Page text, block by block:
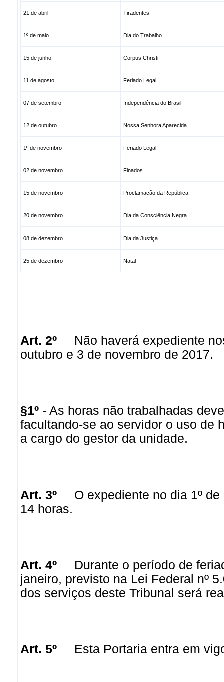
21 de abril Tiradentes
1º de maio Dia do Trabalho
15 de junho Corpus Christi
11 de agosto Feriado Legal
07 de setembro Independência do Brasil
12 de outubro Nossa Senhora Aparecida
1º de novembro Feriado Legal
02 de novembro Finados
15 de novembro Proclamação da República
20 de novembro Dia da Consciência Negra
08 de dezembro Dia da Justiça
25 de dezembro Natal
Art. 2ºNão haverá expediente
outubro e 3 de novembro de 2017.
§1º- As horas não trabalhadas
facultando-se ao servidor o uso de
a cargo do gestor da unidade.
Art. 3ºO expediente no dia 1º de
14 horas.
Art. 4ºDurante o período de
janeiro, previsto na Lei Federal nº
dos serviços deste Tribunal será
Art. 5ºEsta Portaria entra em